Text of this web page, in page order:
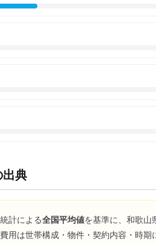
典
計による全国平均値を基準に、 和歌山
用は世帯構成・物件・契約内容・時